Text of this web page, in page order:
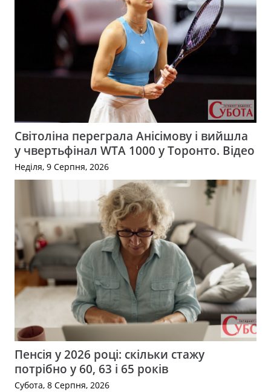
Світоліна переграла Анісімову і вийшла
у чвертьфінал WTA 1000 у Торонто. Відео
Неділя, 9 Серпня, 2026
Пенсія у 2026 році: скільки стажу
потрібно у 60, 63 і 65 років
Субота, 8 Серпня, 2026